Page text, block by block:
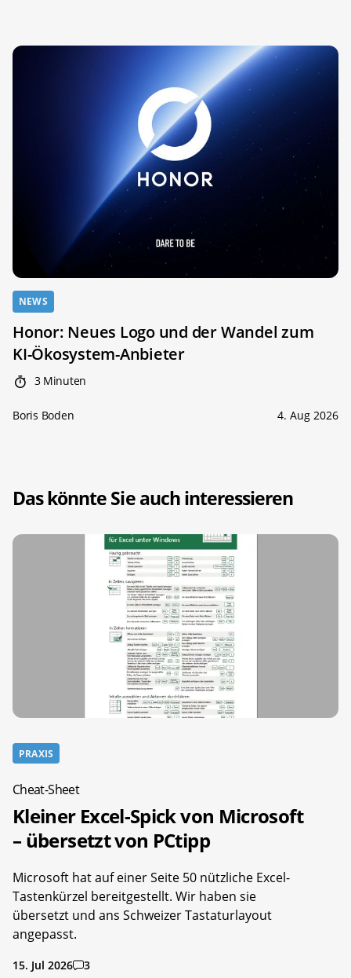
NEWS
Honor: Neues Logo und der Wandel zum
KI-Ökosystem-Anbieter
3 Minuten
Boris Boden 4. Aug 2026
Das könnte Sie auch interessieren
PRAXIS
Cheat-Sheet
Kleiner Excel-Spick von Microsoft
– übersetzt von PCtipp
Microsoft hat auf einer Seite 50 nützliche Excel-
Tastenkürzel bereitgestellt. Wir haben sie
übersetzt und ans Schweizer Tastaturlayout
angepasst.
15. Jul 2026 3